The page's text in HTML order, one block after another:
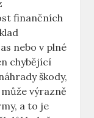
finančních
nebo v plné
chybějící
škody,
výrazně
a to je